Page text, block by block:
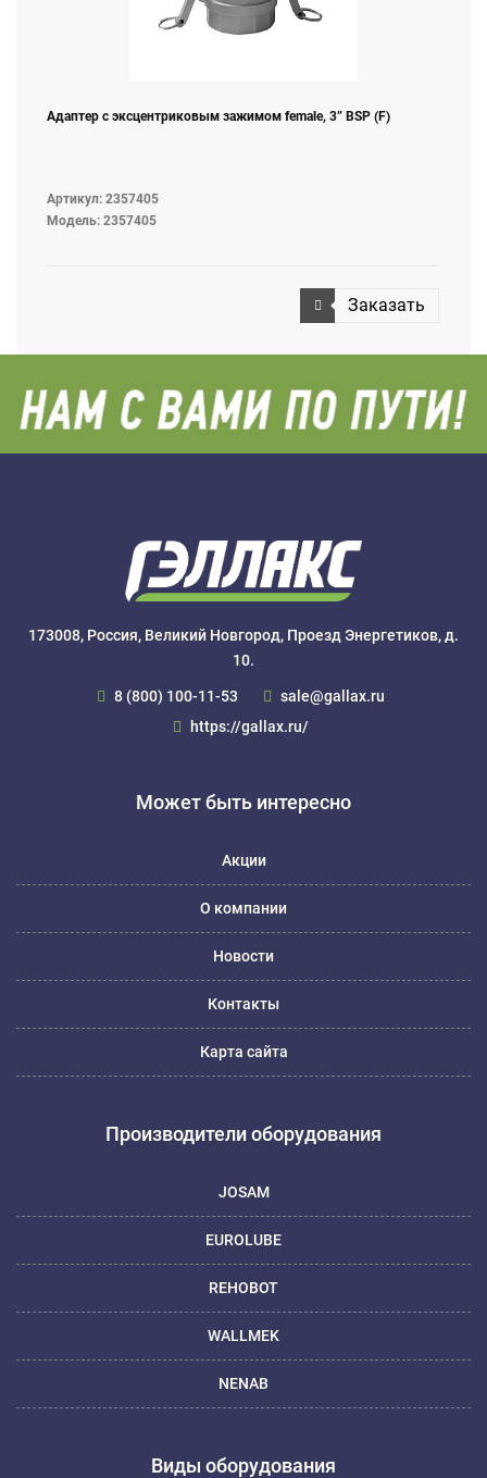
Адаптер с эксцентриковым зажимом female, 3” BSP (F)
Артикул: 2357405
Модель: 2357405
Заказать
173008, Россия, Великий Новгород, Проезд Энергетиков, д.
10.
8 (800) 100-11-53
sale@gallax.ru
https://gallax.ru/
Может быть интересно
Акции
О компании
Новости
Контакты
Карта сайта
Производители оборудования
JOSAM
EUROLUBE
REHOBOT
WALLMEK
NENAB
Виды оборудования